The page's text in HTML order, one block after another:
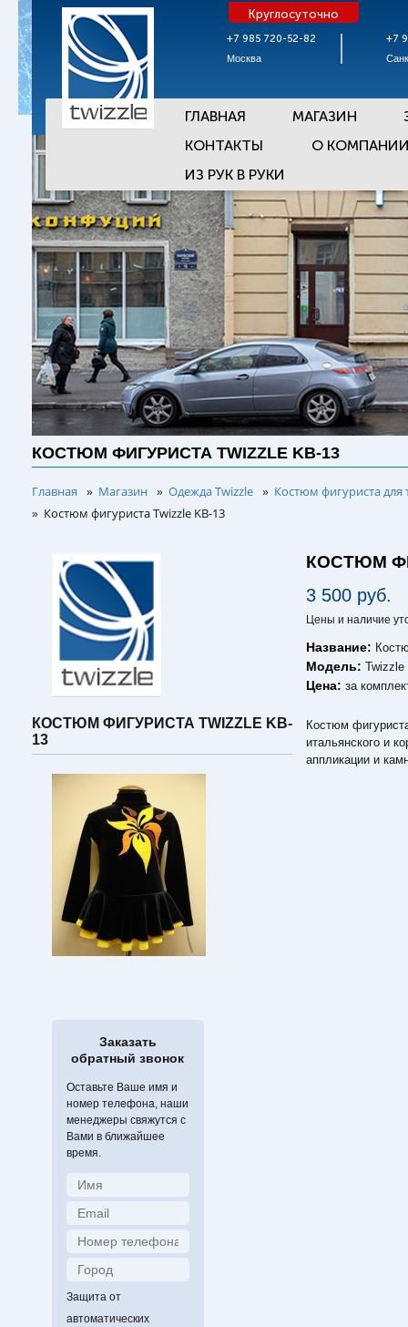
+7 985 720-52-82
Москва
Круглосуточно
+7
ГЛАВНАЯ МАГАЗИН
КОНТАКТЫ
О
ИЗ РУК В РУКИ
КОСТЮМ ФИГУРИСТА TWIZZLE KB-13
Главная » Магазин » Одежда Twizzle » Костюм фигуриста для
» Костюм фигуриста Twizzle KB-13
КОСТЮМ ФИГУРИСТА TWIZZLE KB-
13
Заказать
обратный звонок
Оставьте Ваше имя и
номер телефона, наши
менеджеры свяжутся с
Вами в ближайшее
время.
Защита от
автоматических
КОСТЮМ
3 500 руб.
Цены и наличие
Название:
Модель:Twizzle
Цена:за
Костюм
итальянского и
аппликации и